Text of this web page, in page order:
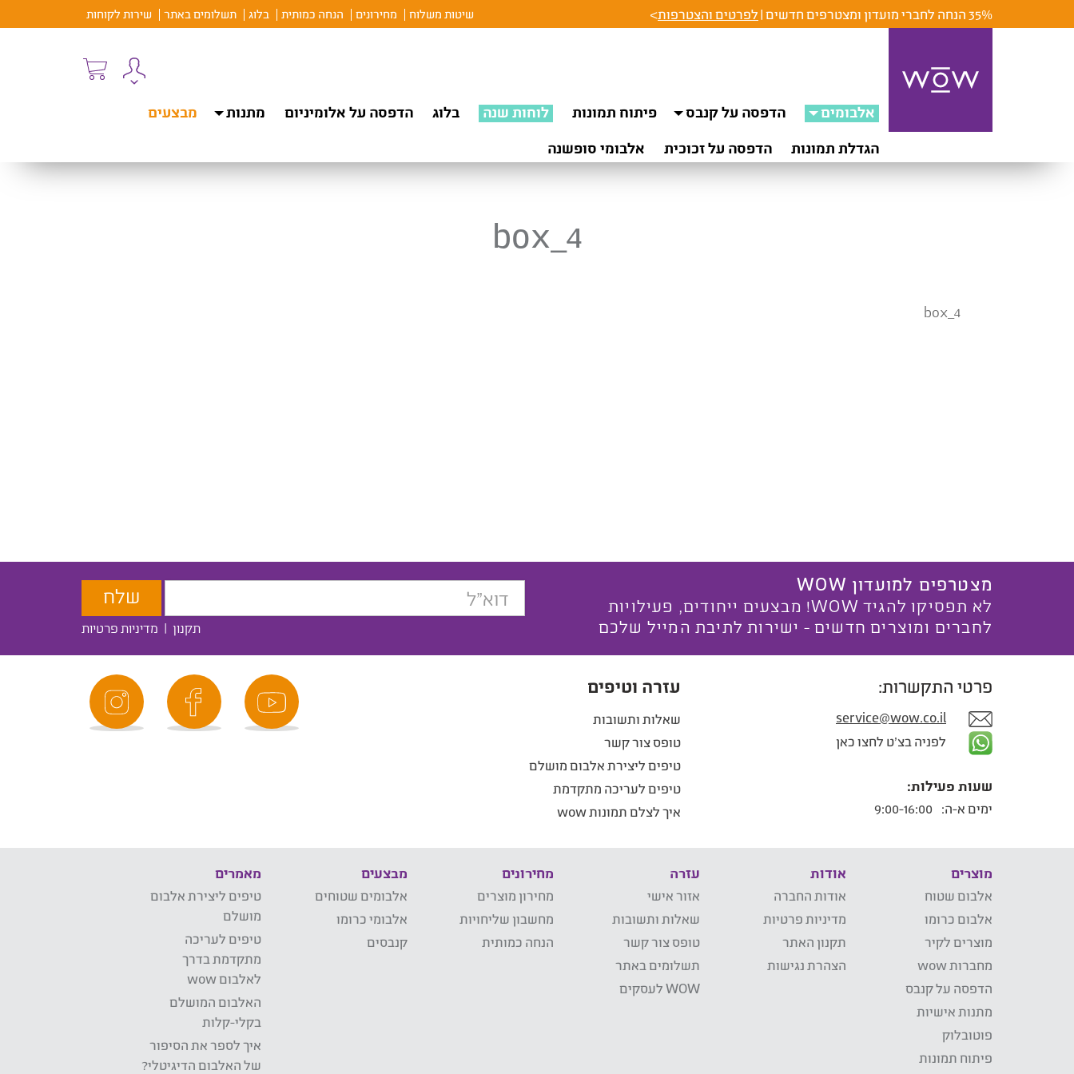
35% הנחה לחברי מועדון ומצטרפים חדשים | לפרטים והצטרפות> שיטות משלוח מחירונים הנחה כמותית בלוג תשלומים באתר שירות לקוחות
אלבומים הדפסה על קנבס פיתוח תמונות לוחות שנה בלוג הדפסה על אלומיניום מתנות
מבצעים
הגדלת תמונות
הדפסה על זכוכית אלבומי סופשנה
box_4
box_4
מצטרפים למועדון WOW
לא תפסיקו להגיד WOW! מבצעים ייחודים, פעילויות
לחברים ומוצרים חדשים - ישירות לתיבת המייל שלכם
תקנון | מדיניות פרטיות
פרטי התקשרות:
service@wow.co.il
לפניה בצ'ט לחצו כאן
שעות פעילות:
ימים א-ה:
עזרה וטיפים
שאלות ותשובות
טופס צור קשר
טיפים ליצירת אלבום מושלם
טיפים לעריכה מתקדמת
איך לצלם תמונות wow
מוצרים
אלבום שטוח
אלבום כרומו
מוצרים לקיר
מחברות wow
הדפסה על קנבס
מתנות אישיות
פוטובלוק
פיתוח תמונות
אודות
אודות החברה
מדיניות פרטיות
תקנון האתר
הצהרת נגישות
עזרה
אזור אישי
שאלות ותשובות
טופס צור קשר
תשלומים באתר
WOW לעסקים
מחירונים
מחירון מוצרים
מחשבון שליחויות
הנחה כמותית
מבצעים
אלבומים שטוחים
אלבומי כרומו
קנבסים
מאמרים
טיפים ליצירת אלבום
מושלם
טיפים לעריכה
מתקדמת בדרך
לאלבום wow
האלבום המושלם
בקלי-קלות
איך לספר את הסיפור
של האלבום הדיגיטלי?